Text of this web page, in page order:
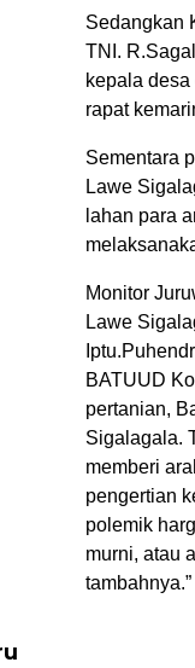
Sedangkan
TNI.
kepala
rapat
Sementara
Lawe
lahan para
Monitor
Lawe
BATUUD
pertanian,
Sigalagala.
memberi
pengertian
polemik
murni, atau